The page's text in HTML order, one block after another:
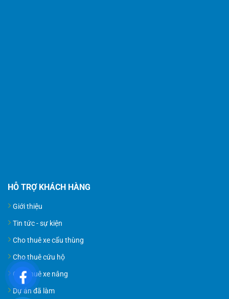
HỖ TRỢ KHÁCH HÀNG
Giới thiệu
Tin tức - sự kiện
Cho thuê xe cẩu thùng
Cho thuê cứu hộ
Cho thuê xe nâng
Dự án đã làm